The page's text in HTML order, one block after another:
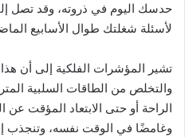
حدسك اليوم في ذروته، وقد تصل
لأسئلة شغلتك طوال الأسابيع
تشير المؤشرات الفلكية إلى أن
والتخلص من الطاقات السلبية
الراحة أو حتى الابتعاد المؤقت
وغامضًا في الوقت نفسه، وتنجذب